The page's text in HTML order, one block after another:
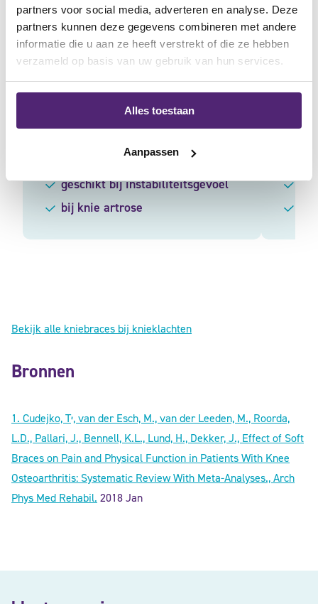
partners voor social media, adverteren en analyse. Deze
partners kunnen deze gegevens combineren met andere
informatie die u aan ze heeft verstrekt of die ze hebben
verzameld op basis van uw gebruik van hun services.
Alles toestaan
Aanpassen
OS1st KS7 Kniebandage zwart
30,90 23,95
voor een betere doorbloeding
geschikt bij instabiliteitsgevoel
bij knie artrose
4.38
28,95
Bekijk alle kniebraces bij knieklachten
Bronnen
1. Cudejko, T., van der Esch, M., van der Leeden, M., Roorda,
L.D., Pallari, J., Bennell, K.L., Lund, H., Dekker, J., Effect of Soft
Braces on Pain and Physical Function in Patients With Knee
Osteoarthritis: Systematic Review With Meta-Analyses., Arch
Phys Med Rehabil. 2018 Jan